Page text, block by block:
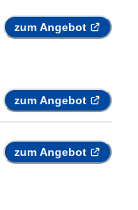
zum Angebot
zum Angebot
zum Angebot